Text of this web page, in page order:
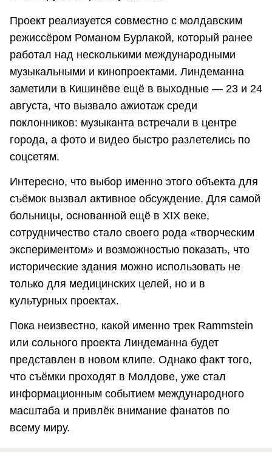
Проект реализуется совместно с молдавским
режиссёром Романом Бурлакой, который ранее
работал над несколькими международными
музыкальными и кинопроектами. Линдеманна
заметили в Кишинёве ещё в выходные — 23 и 24
августа, что вызвало ажиотаж среди
поклонников: музыканта встречали в центре
города, а фото и видео быстро разлетелись по
соцсетям.
Интересно, что выбор именно этого объекта для
съёмок вызвал активное обсуждение. Для самой
больницы, основанной ещё в XIX веке,
сотрудничество стало своего рода «творческим
экспериментом» и возможностью показать, что
исторические здания можно использовать не
только для медицинских целей, но и в
культурных проектах.
Пока неизвестно, какой именно трек Rammstein
или сольного проекта Линдеманна будет
представлен в новом клипе. Однако факт того,
что съёмки проходят в Молдове, уже стал
информационным событием международного
масштаба и привлёк внимание фанатов по
всему миру.